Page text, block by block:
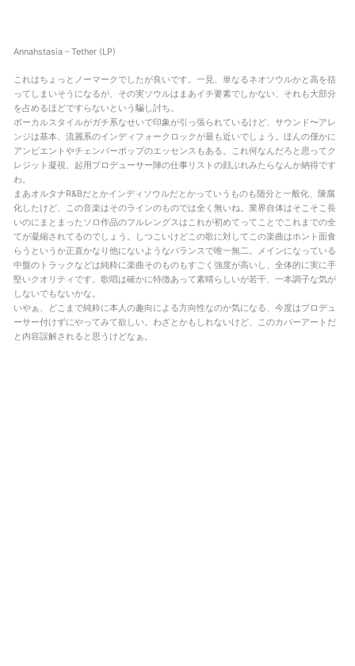
Annahstasia – Tether (LP)
これはちょっとノーマークでしたが良いです。一見、単なるネオソウルかと高を括
ってしまいそうになるが、その実ソウルはまあイチ要素でしかない、それも大部分
を占めるほどですらないという騙し討ち。
ボーカルスタイルがガチ系なせいで印象が引っ張られているけど、サウンド〜アレ
ンジは基本、流麗系のインディフォークロックが最も近いでしょう。ほんの僅かに
アンビエントやチェンバーポップのエッセンスもある。これ何なんだろと思ってク
レジット凝視、起用プロデューサー陣の仕事リストの顔ぶれみたらなんか納得です
わ。
まあオルタナR&Bだとかインディソウルだとかっていうものも随分と一般化、陳腐
化したけど、この音楽はそのラインのものでは全く無いね。業界自体はそこそこ長
いのにまとまったソロ作品のフルレングスはこれが初めてってことでこれまでの全
てが凝縮されてるのでしょう。しつこいけどこの歌に対してこの楽曲はホント面食
らうというか正直かなり他にないようなバランスで唯一無二。メインになっている
中盤のトラックなどは純粋に楽曲そのものもすごく強度が高いし、全体的に実に手
堅いクオリティです。歌唱は確かに特徴あって素晴らしいが若干、一本調子な気が
しないでもないかな。
いやぁ、どこまで純粋に本人の趣向による方向性なのか気になる、今度はプロデュ
ーサー付けずにやってみて欲しい。わざとかもしれないけど、このカバーアートだ
と内容誤解されると思うけどなぁ。